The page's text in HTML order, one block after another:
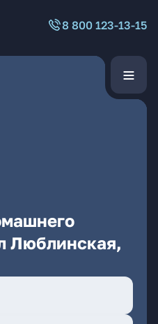
8 800 123-13-15
Люблинская,